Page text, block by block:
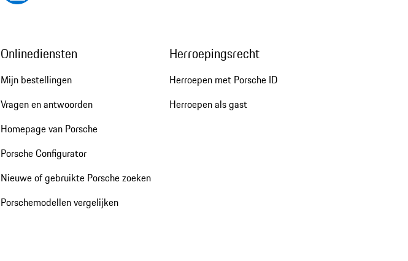
Onlinediensten
Mijn bestellingen
Vragen en antwoorden
Homepage van Porsche
Porsche Configurator
Nieuwe of gebruikte Porsche zoeken
Porschemodellen vergelijken
Herroepingsrecht
Herroepen met Porsche ID
Herroepen als gast